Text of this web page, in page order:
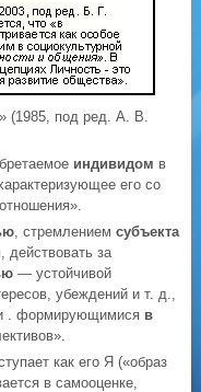
(1985, под ред. А. В.
индивидом в
его со
, стремлениемсубъекта
, действовать за
— устойчивой
убеждений и т. д.,
. формирующимися в
как его Я («образ
в самооценке,